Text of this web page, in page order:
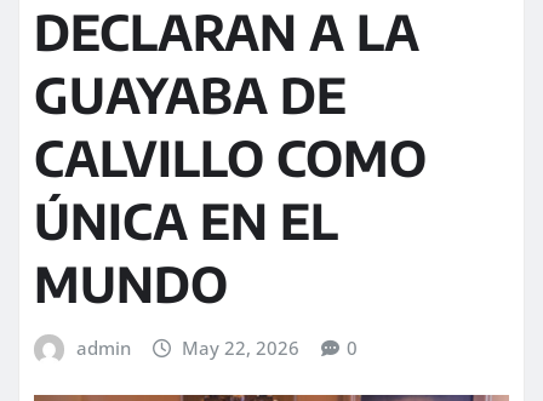
DECLARAN A LA
GUAYABA DE
CALVILLO COMO
ÚNICA EN EL
MUNDO
admin May 22, 2026 0